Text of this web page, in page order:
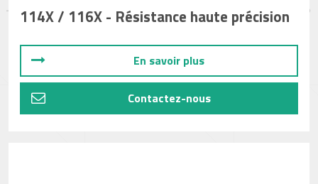
114X / 116X - Résistance haute précision
En savoir plus
Contactez-nous